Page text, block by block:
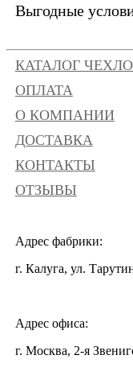
Выгодные
КАТАЛОГ
ОПЛАТА
О КОМПАНИИ
ДОСТАВКА
КОНТАКТЫ
ОТЗЫВЫ
Адрес фабрики:
г. Калуга, ул.
Адрес офиса:
г. Москва, 2-я